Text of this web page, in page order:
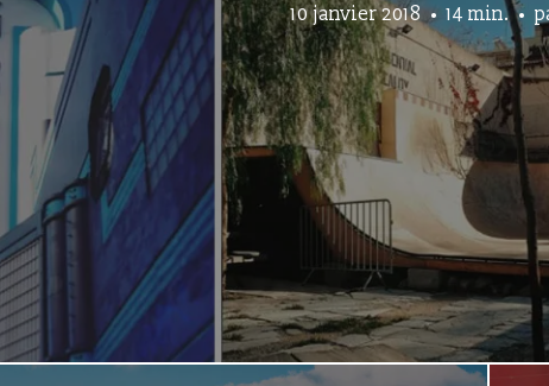
10 janvier 2018 14 min.